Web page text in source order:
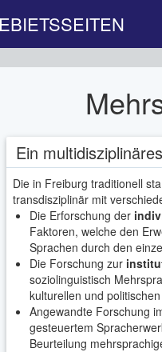
Ein
Die in Freiburg traditionell
transdisziplinär mit
Die Erforschung der
Faktoren, welche den
Sprachen durch den
Die Forschung zur
soziolinguistisch
kulturellen und
Angewandte Forschung
gesteuertem
Beurteilung